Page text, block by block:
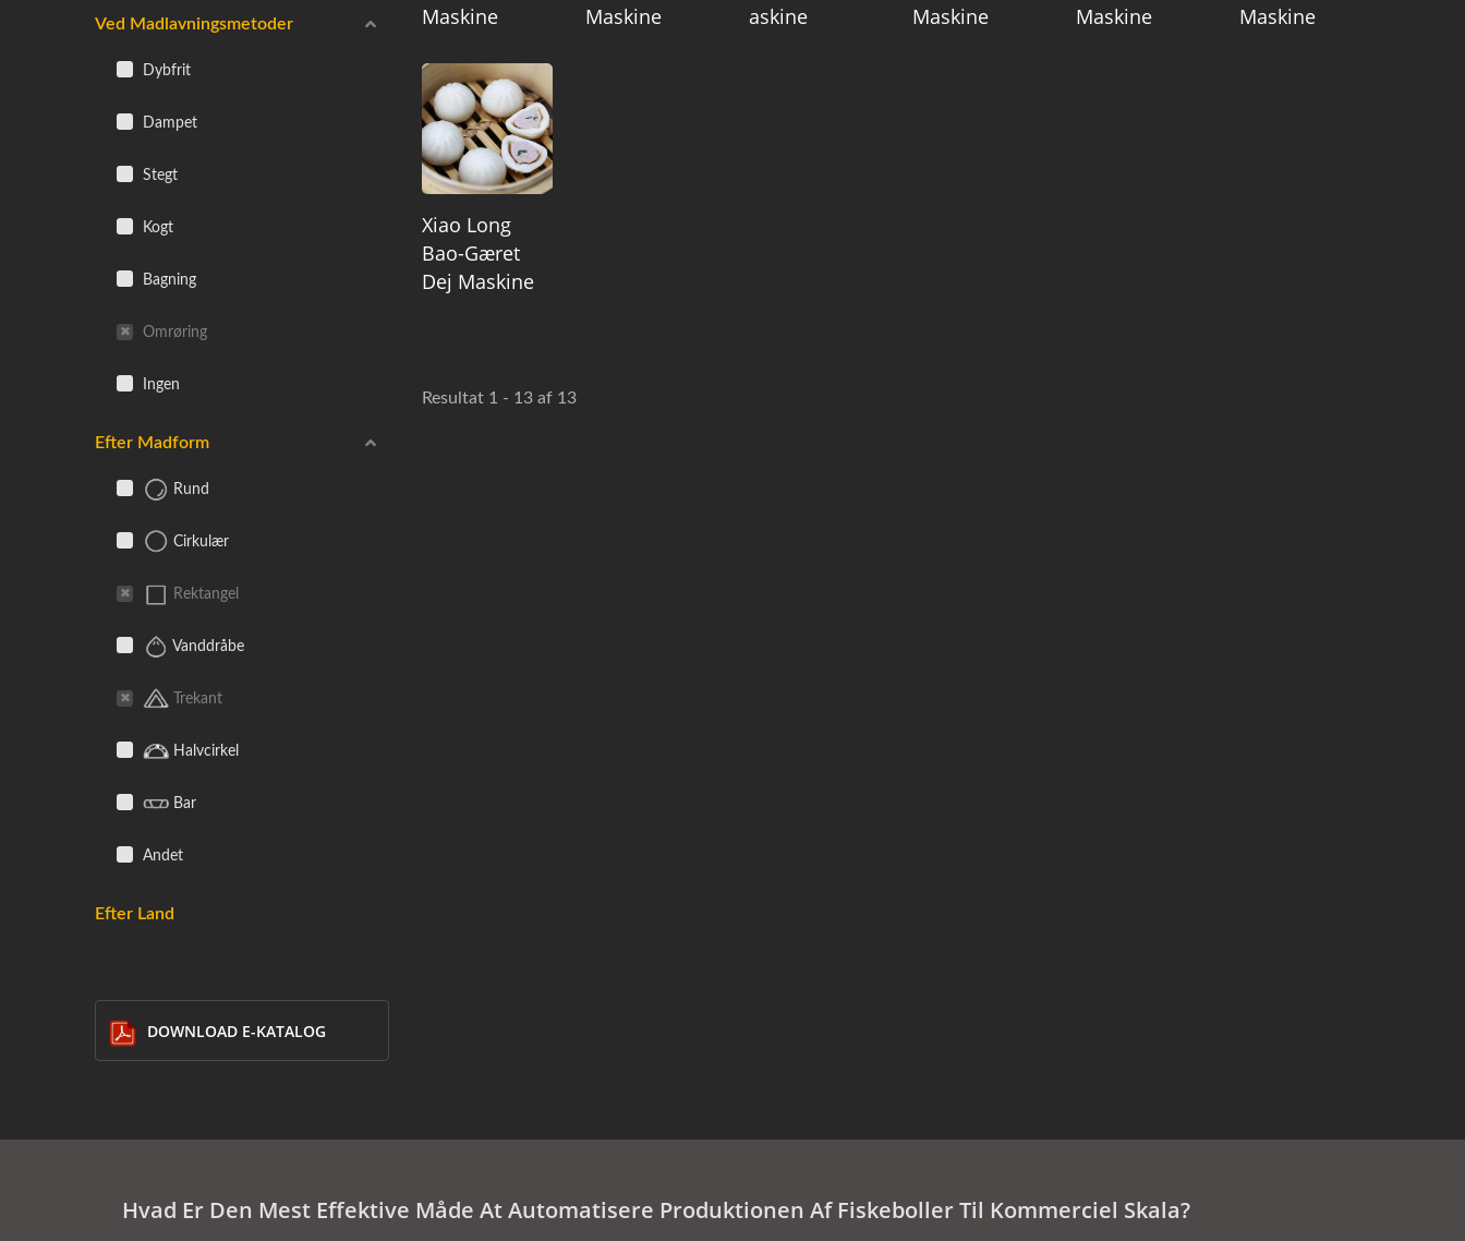
Ved Madlavningsmetoder
Dybfrit
Dampet
Stegt
Kogt
Bagning
Omrøring
Ingen
Efter Madform
Rund
Cirkulær
Rektangel
Vanddråbe
Trekant
Halvcirkel
Bar
Andet
Efter Land
DOWNLOAD E-KATALOG
Maskine
Maskine
Askine
Maskine
Maskine
Maskine
Xiao Long
Bao-Gæret
Dej Maskine
Resultat 1 - 13 af 13
Hvad Er Den Mest Effektive Måde At Automatisere Produktionen Af Fiskeboller Til Kommerciel Skala?